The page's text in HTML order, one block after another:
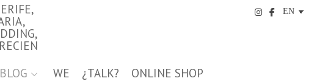
BLOG WE ¿TALK? ONLINE SHOP